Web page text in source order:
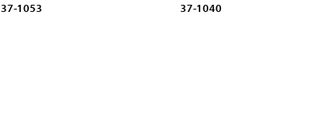
37-1053 37-1040